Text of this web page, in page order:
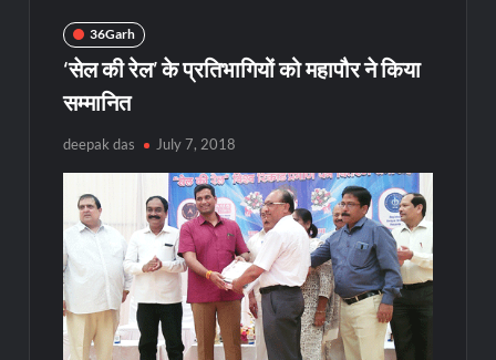
36Garh
‘सेल की रेल’ के प्रतिभागियों को महापौर ने किया
सम्मानित
deepak das July 7, 2018